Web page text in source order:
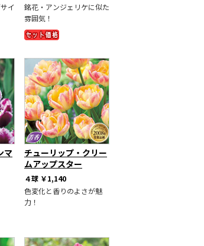
イ
銘花・アンジェリケに似た
雰囲気！
マ
チューリップ・クリー
ムアップスター
４球 ￥1,140
色変化と香りのよさが魅
力！